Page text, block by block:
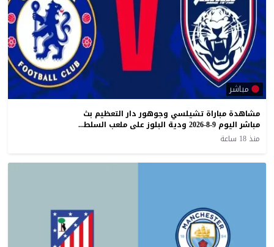
مباشر
مشاهدة مباراة تشيلسي وجوهور دار التعظيم بث
مباشر اليوم 9-8-2026 ودية البلوز على ملعب السلطان إبراهيم
منذ 18 ساعة